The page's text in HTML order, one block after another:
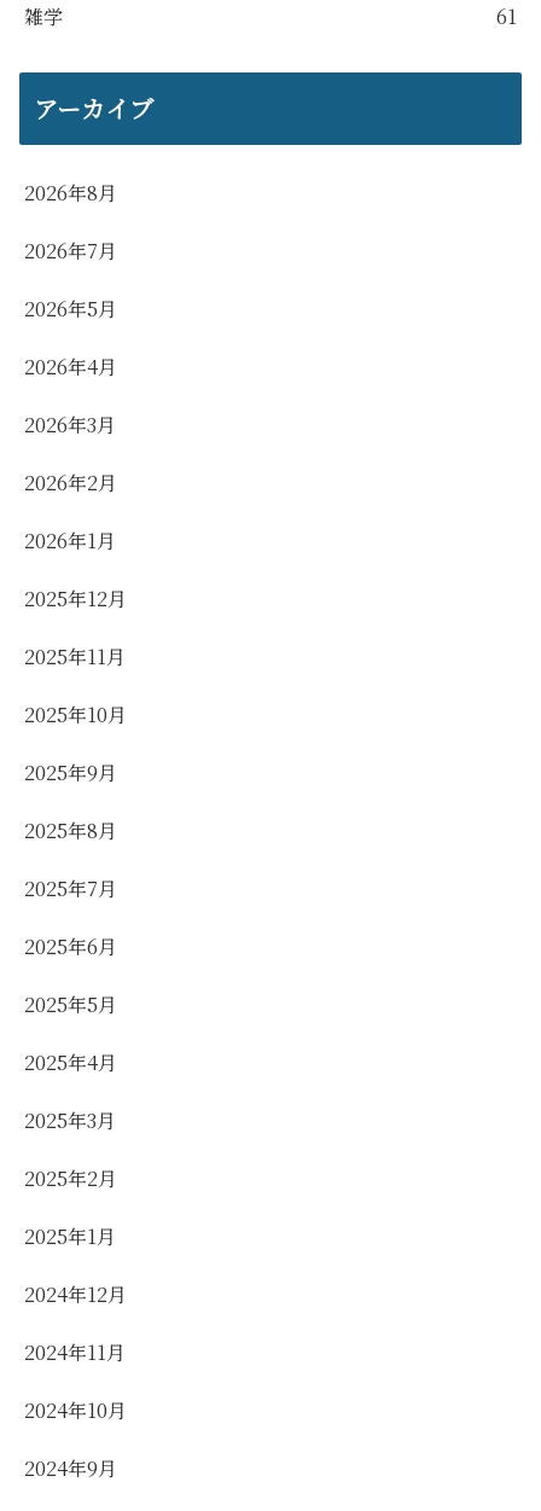
雑学 61
アーカイブ
2026年8月
2026年7月
2026年5月
2026年4月
2026年3月
2026年2月
2026年1月
2025年12月
2025年11月
2025年10月
2025年9月
2025年8月
2025年7月
2025年6月
2025年5月
2025年4月
2025年3月
2025年2月
2025年1月
2024年12月
2024年11月
2024年10月
2024年9月